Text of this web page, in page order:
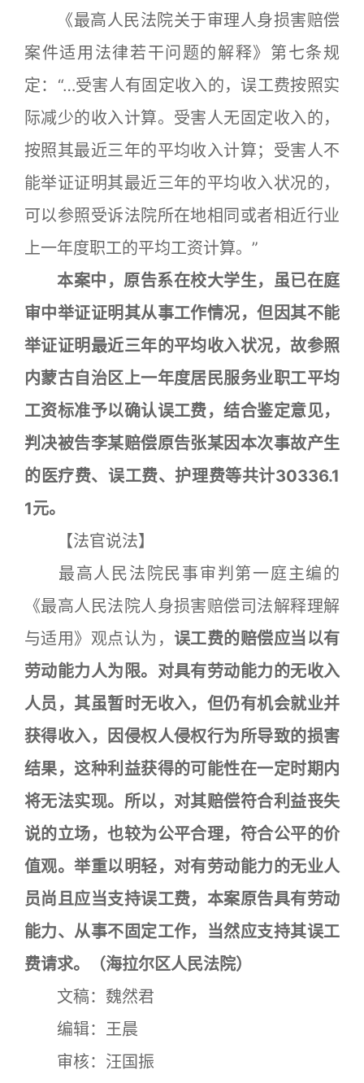
《最高人民法院关于审理人身损害赔偿
案件适用法律若干问题的解释》第七条规
定：“…受害人有固定收入的，误工费按照实
际减少的收入计算。受害人无固定收入的，
按照其最近三年的平均收入计算；受害人不
能举证证明其最近三年的平均收入状况的，
可以参照受诉法院所在地相同或者相近行业
上一年度职工的平均工资计算。”
本案中，原告系在校大学生，虽已在庭
审中举证证明其从事工作情况，但因其不能
举证证明最近三年的平均收入状况，故参照
内蒙古自治区上一年度居民服务业职工平均
工资标准予以确认误工费，结合鉴定意见，
判决被告李某赔偿原告张某因本次事故产生
的医疗费、误工费、护理费等共计30336.1
1元。
【法官说法】
最高人民法院民事审判第一庭主编的
《最高人民法院人身损害赔偿司法解释理解
与适用》观点认为， 误工费的赔偿应当以有
劳动能力人为限。对具有劳动能力的无收入
人员，其虽暂时无收入，但仍有机会就业并
获得收入，因侵权人侵权行为所导致的损害
结果，这种利益获得的可能性在一定时期内
将无法实现。所以，对其赔偿符合利益丧失
说的立场，也较为公平合理，符合公平的价
值观。举重以明轻，对有劳动能力的无业人
员尚且应当支持误工费，本案原告具有劳动
能力、从事不固定工作，当然应支持其误工
费请求。（海拉尔区人民法院）
文稿：魏然君
编辑：王晨
审核：汪国振